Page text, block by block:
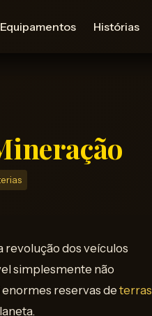
Equipamentos Histórias
revolução dos veículos
simplesmente não
enormes reservas deterras